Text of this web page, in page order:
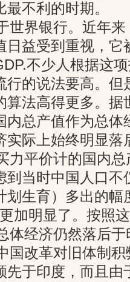
不利的时期。
界银行。近年来
日益受到重视，
不少人根据这
行的说法要高。
算法高得更多。
内总产值作为总
实际上始终明显落
平价计的国内总
到当时中国人口不
划生育）多出的幅
加明显了。按照
体经济仍然落后
国改革对旧体制
先于印度，而且